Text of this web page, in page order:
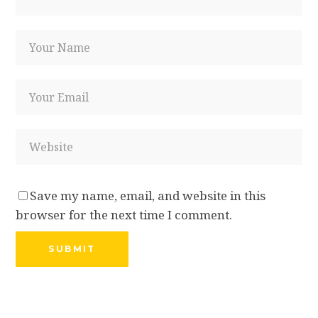
Save my name, email, and website in this
browser for the next time I comment.